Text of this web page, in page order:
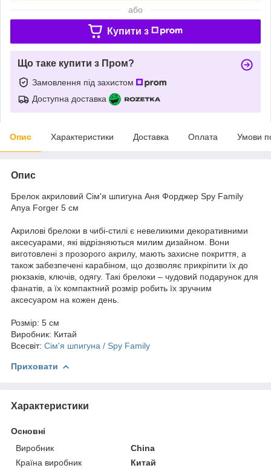
або
Купити з
Що таке купити з Пром?
Замовлення під захистом
Доступна доставка
Опис Характеристики Доставка Оплата Умови
Опис
Брелок акриловий Сім'я шпигуна Аня Форджер Spy Family
Anya Forger 5 см
Акрилові брелоки в чибі-стилі є невеликими декоративними
аксесуарами, які відрізняються милим дизайном. Вони
виготовлені з прозорого акрилу, мають захисне покриття, а
також забезпечені карабіном, що дозволяє прикріпити їх до
рюкзаків, ключів, одягу. Такі брелоки – чудовий подарунок для
фанатів, а їх компактний розмір робить їх зручним
аксесуаром на кожен день.
Розмір: 5 см
Виробник: Китай
Всесвіт: Сім'я шпигуна / Spy Family
Приховати
Характеристики
Основні
Виробник
China
Країна виробник
Китай